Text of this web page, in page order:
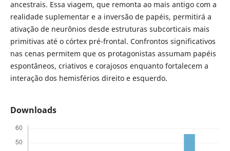
ancestrais. Essa viagem, que remonta ao mais antigo com a
realidade suplementar e a inversão de papéis, permitirá a
ativação de neurônios desde estruturas subcorticais mais
primitivas até o córtex pré-frontal. Confrontos significativos
nas cenas permitem que os protagonistas assumam papéis
espontâneos, criativos e corajosos enquanto fortalecem a
interação dos hemisférios direito e esquerdo.
Downloads